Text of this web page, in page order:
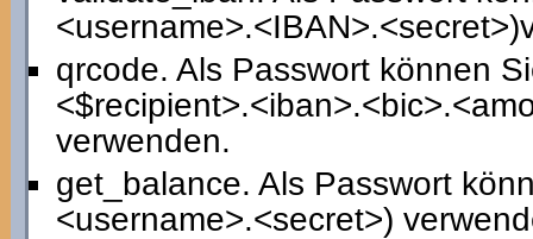
qrcode. Als Passwort können
verwenden.
get_balance. Als Passwort
<username>.<secret>)